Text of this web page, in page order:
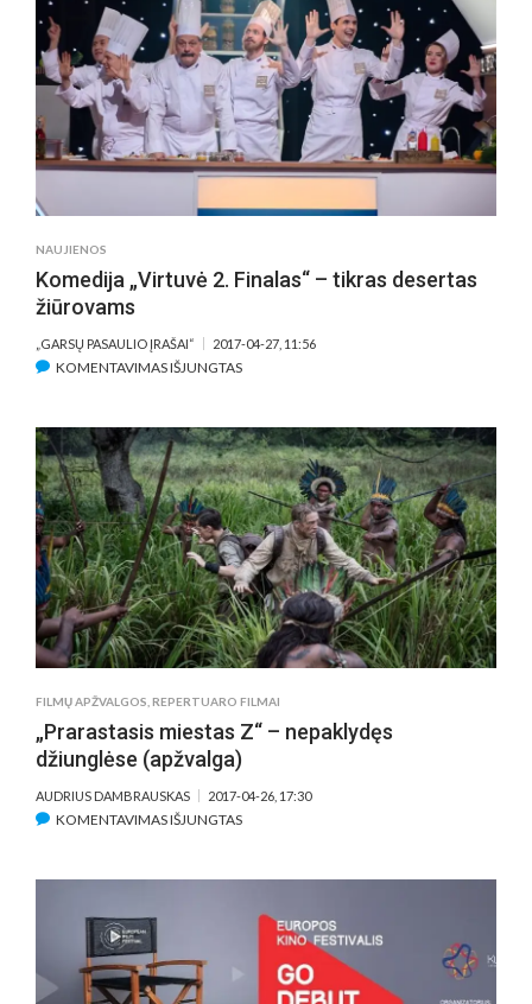
„INTERNETE
FILMAS
PASIUTUSIAI
GAUDOMAS,
BET
JO
PIRATINIS
–
NAUJIENOS
Komedija „Virtuvė 2. Finalas“ – tikras desertas
žiūrovams
„GARSŲ PASAULIO ĮRAŠAI“ 2017-04-27, 11:56
KOMENTAVIMAS IŠJUNGTASĮRAŠE
2.
FINALAS“
–
TIKRAS
DESERTAS
ŽIŪROVAMS
FILMŲ APŽVALGOS,REPERTUARO FILMAI
„Prarastasis miestas Z“ – nepaklydęs
džiunglėse (apžvalga)
AUDRIUS DAMBRAUSKAS 2017-04-26, 17:30
KOMENTAVIMAS IŠJUNGTASĮRAŠE
NEPAKLYDĘS
DŽIUNGLĖSE
(APŽVALGA)